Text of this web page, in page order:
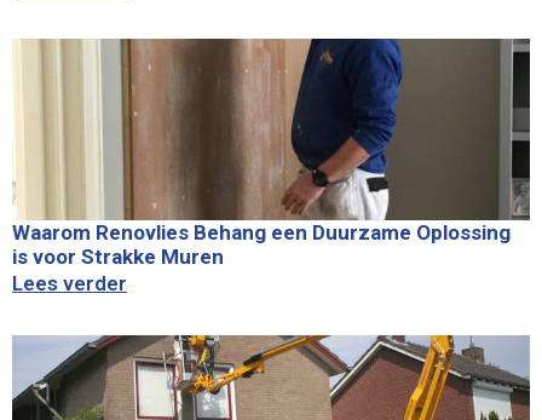
Waarom Renovlies Behang een Duurzame Oplossing
is voor Strakke Muren
Lees verder